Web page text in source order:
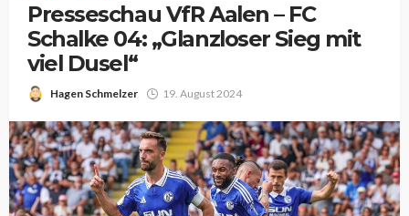
Presseschau VfR Aalen – FC
Schalke 04: „Glanzloser Sieg mit
viel Dusel“
Hagen Schmelzer 19. August 2024